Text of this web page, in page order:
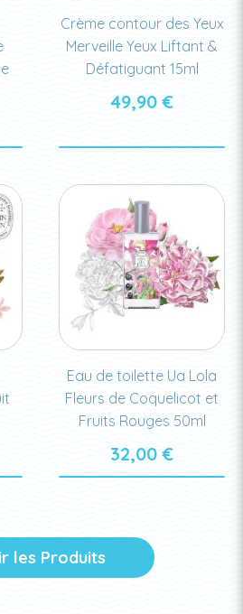
Crème contour des Yeux
Merveille Yeux Liftant &
Défatiguant 15ml
49,90€
Eau de toilette Ua Lola
Fleurs de Coquelicot et
Fruits Rouges 50ml
32,00€
les Produits